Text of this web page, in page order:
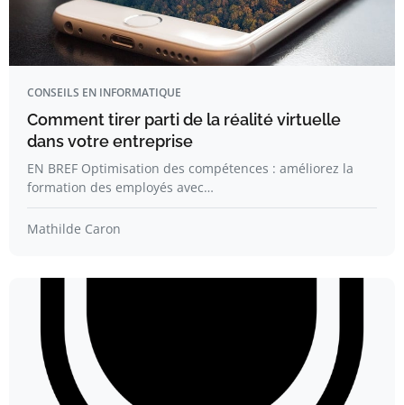
CONSEILS EN INFORMATIQUE
Comment tirer parti de la réalité virtuelle
dans votre entreprise
EN BREF Optimisation des compétences : améliorez la
formation des employés avec…
Mathilde Caron